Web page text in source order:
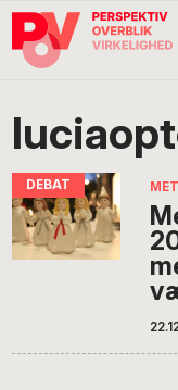
Gå
direkte
navigation
Skip
indhold
Gå
direkte
POV
International